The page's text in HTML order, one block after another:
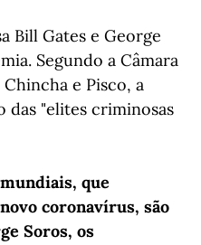
Bill Gates e George
Segundo a Câmara
e Pisco, a
das "elites criminosas
que
coronavírus, são
Soros, os